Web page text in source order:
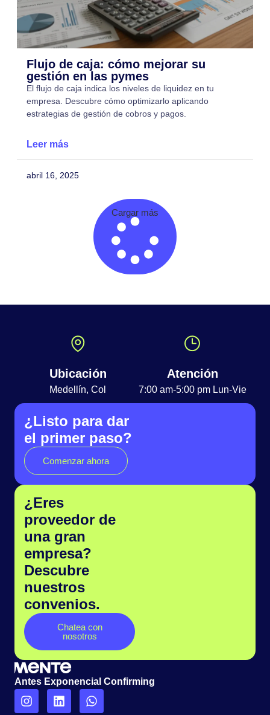
Flujo de caja: cómo mejorar su
gestión en las pymes
El flujo de caja indica los niveles de liquidez en tu
empresa. Descubre cómo optimizarlo aplicando
estrategias de gestión de cobros y pagos.
Leer más
abril 16, 2025
Cargar más
Ubicación
Medellín, Col
Atención
7:00 am-5:00 pm Lun-Vie
¿Listo para dar
el primer paso?
Comenzar ahora
¿Eres
proveedor de
una gran
empresa?
Descubre
nuestros
convenios.
Chatea con
nosotros
Antes Exponencial Confirming